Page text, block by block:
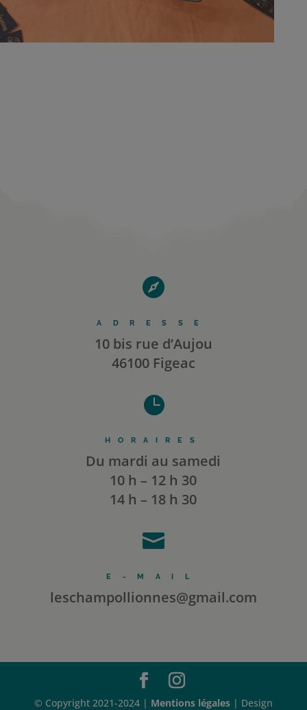

ADRESSE
10 bis rue d’Aujou
46100 Figeac

HORAIRES
Du mardi au samedi
10 h – 12 h 30
14 h – 18 h 30

E-MAIL
leschampollionnes@gmail.com
© Copyright 2021-2024 | Mentions légales| Design